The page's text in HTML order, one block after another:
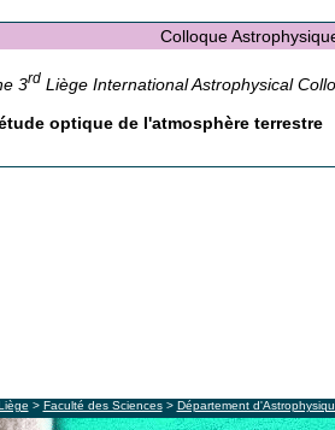
Colloque
3rd Liège International Astrophysical
optique de l'atmosphère terrestre
> Faculté des Sciences> Département